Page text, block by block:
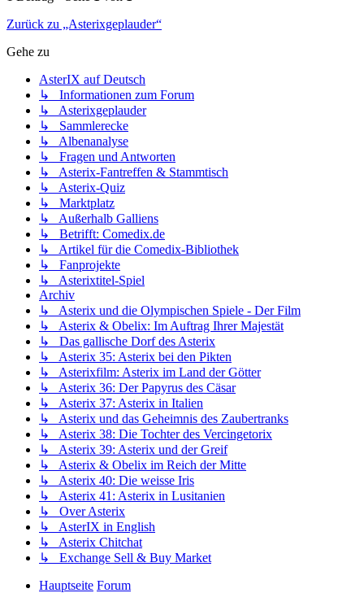
Zurück zu „Asterixgeplauder“
Gehe zu
AsterIX auf Deutsch
↳ Informationen zum Forum
↳ Asterixgeplauder
↳ Sammlerecke
↳ Albenanalyse
↳ Fragen und Antworten
↳ Asterix-Fantreffen & Stammtisch
↳ Asterix-Quiz
↳ Marktplatz
↳ Außerhalb Galliens
↳ Betrifft: Comedix.de
↳ Artikel für die Comedix-Bibliothek
↳ Fanprojekte
↳ Asterixtitel-Spiel
Archiv
↳ Asterix und die Olympischen Spiele - Der Film
↳ Asterix & Obelix: Im Auftrag Ihrer Majestät
↳ Das gallische Dorf des Asterix
↳ Asterix 35: Asterix bei den Pikten
↳ Asterixfilm: Asterix im Land der Götter
↳ Asterix 36: Der Papyrus des Cäsar
↳ Asterix 37: Asterix in Italien
↳ Asterix und das Geheimnis des Zaubertranks
↳ Asterix 38: Die Tochter des Vercingetorix
↳ Asterix 39: Asterix und der Greif
↳ Asterix & Obelix im Reich der Mitte
↳ Asterix 40: Die weisse Iris
↳ Asterix 41: Asterix in Lusitanien
↳ Over Asterix
↳ AsterIX in English
↳ Asterix Chitchat
↳ Exchange Sell & Buy Market
Hauptseite Forum